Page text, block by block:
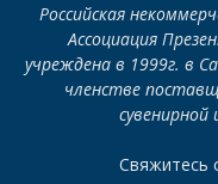
Российская
Ассоциация
учреждена в 1999г. в
членстве
сувенирной
Свяжитесь